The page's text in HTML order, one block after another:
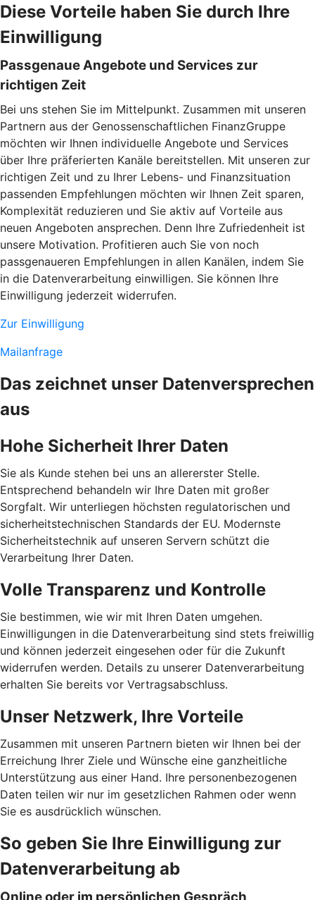
Diese Vorteile haben Sie durch Ihre
Einwilligung
Passgenaue Angebote und Services zur
richtigen Zeit
Bei uns stehen Sie im Mittelpunkt. Zusammen mit unseren
Partnern aus der Genossenschaftlichen FinanzGruppe
möchten wir Ihnen individuelle Angebote und Services
über Ihre präferierten Kanäle bereitstellen. Mit unseren zur
richtigen Zeit und zu Ihrer Lebens- und Finanzsituation
passenden Empfehlungen möchten wir Ihnen Zeit sparen,
Komplexität reduzieren und Sie aktiv auf Vorteile aus
neuen Angeboten ansprechen. Denn Ihre Zufriedenheit ist
unsere Motivation. Profitieren auch Sie von noch
passgenaueren Empfehlungen in allen Kanälen, indem Sie
in die Datenverarbeitung einwilligen. Sie können Ihre
Einwilligung jederzeit widerrufen.
Zur Einwilligung
Mailanfrage
Das zeichnet unser Datenversprechen
aus
Hohe Sicherheit Ihrer Daten
Sie als Kunde stehen bei uns an allererster Stelle.
Entsprechend behandeln wir Ihre Daten mit großer
Sorgfalt. Wir unterliegen höchsten regulatorischen und
sicherheitstechnischen Standards der EU. Modernste
Sicherheitstechnik auf unseren Servern schützt die
Verarbeitung Ihrer Daten.
Volle Transparenz und Kontrolle
Sie bestimmen, wie wir mit Ihren Daten umgehen.
Einwilligungen in die Datenverarbeitung sind stets freiwillig
und können jederzeit eingesehen oder für die Zukunft
widerrufen werden. Details zu unserer Datenverarbeitung
erhalten Sie bereits vor Vertragsabschluss.
Unser Netzwerk, Ihre Vorteile
Zusammen mit unseren Partnern bieten wir Ihnen bei der
Erreichung Ihrer Ziele und Wünsche eine ganzheitliche
Unterstützung aus einer Hand. Ihre personenbezogenen
Daten teilen wir nur im gesetzlichen Rahmen oder wenn
Sie es ausdrücklich wünschen.
So geben Sie Ihre Einwilligung zur
Datenverarbeitung ab
Online oder im persönlichen Gespräch